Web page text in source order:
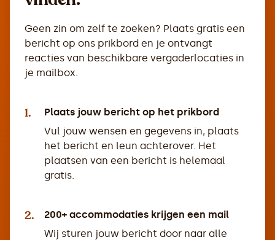
Geen zin om zelf te zoeken? Plaats gratis een
bericht op ons prikbord en je ontvangt
reacties van beschikbare vergaderlocaties in
je mailbox.
1.
Plaats jouw bericht op het prikbord
Vul jouw wensen en gegevens in, plaats
het bericht en leun achterover. Het
plaatsen van een bericht is helemaal
gratis.
2.
200+ accommodaties krijgen een mail
Wij sturen jouw bericht door naar alle